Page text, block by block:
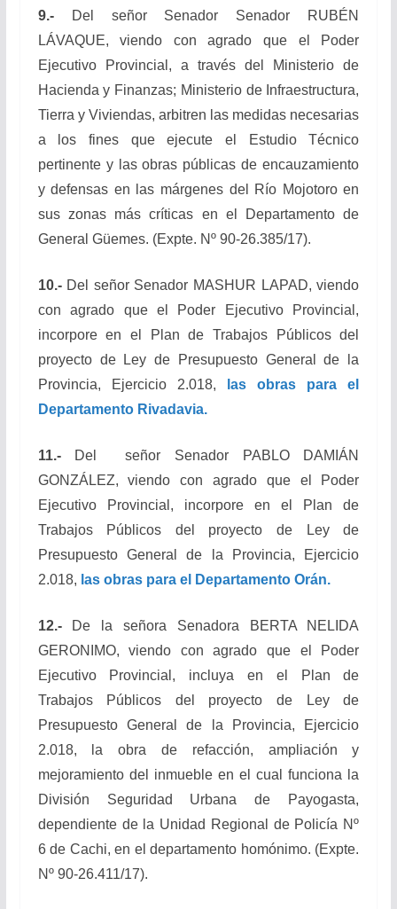
9.-Del señor Senador Senador RUBÉN
LÁVAQUE, viendo con agrado que el Poder
Ejecutivo Provincial, a través del Ministerio de
Hacienda y Finanzas; Ministerio de Infraestructura,
Tierra y Viviendas, arbitren las medidas necesarias
a los fines que ejecute el Estudio Técnico
pertinente y las obras públicas de encauzamiento
y defensas en las márgenes del Río Mojotoro en
sus zonas más críticas en el Departamento de
General Güemes. (Expte. Nº 90-26.385/17).
10.-Del señor Senador MASHUR LAPAD, viendo
con agrado que el Poder Ejecutivo Provincial,
incorpore en el Plan de Trabajos Públicos del
proyecto de Ley de Presupuesto General de la
Provincia, Ejercicio 2.018,
las obras para el
Departamento Rivadavia.
11.-Del señor Senador PABLO DAMIÁN
GONZÁLEZ, viendo con agrado que el Poder
Ejecutivo Provincial, incorpore en el Plan de
Trabajos Públicos del proyecto de Ley de
Presupuesto General de la Provincia, Ejercicio
2.018, las obras para el Departamento Orán.
12.-De la señora Senadora BERTA NELIDA
GERONIMO, viendo con agrado que el Poder
Ejecutivo Provincial, incluya en el Plan de
Trabajos Públicos del proyecto de Ley de
Presupuesto General de la Provincia, Ejercicio
2.018, la obra de refacción, ampliación y
mejoramiento del inmueble en el cual funciona la
División Seguridad Urbana de Payogasta,
dependiente de la Unidad Regional de Policía Nº
6 de Cachi, en el departamento homónimo. (Expte.
Nº 90-26.411/17).